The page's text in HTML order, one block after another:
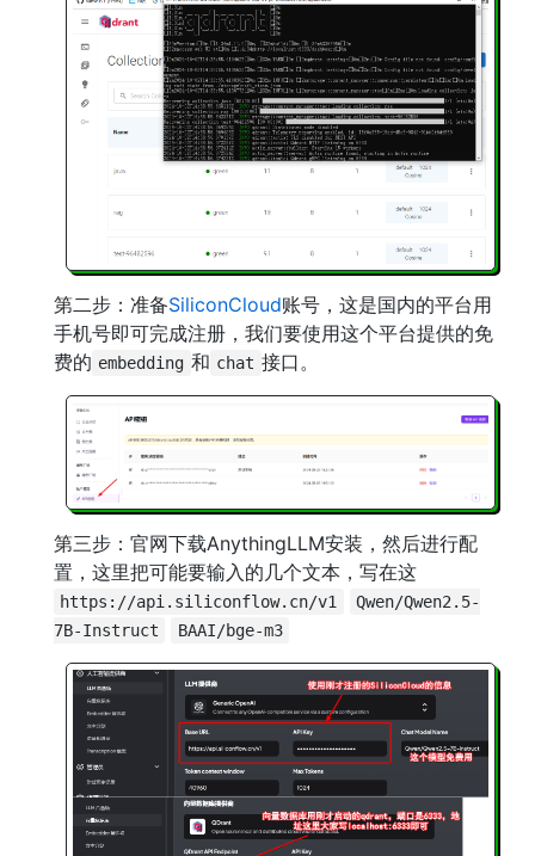
第二步：准备SiliconCloud账号，这是国内的平台用
手机号即可完成注册，我们要使用这个平台提供的免
费的 embedding 和 chat 接口。
第三步：官网下载AnythingLLM安装，然后进行配
置，这里把可能要输入的几个文本，写在这
https://api.siliconflow.cn/v1
Qwen/Qwen2.5-
7B-Instruct
BAAI/bge-m3